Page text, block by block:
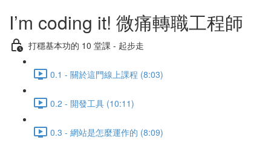
I’m coding it! 微痛轉職工程師
打穩基本功的 10 堂課 - 起步走
0.1 - 關於這門線上課程 (8:03)
0.2 - 開發工具 (10:11)
0.3 - 網站是怎麼運作的 (8:09)